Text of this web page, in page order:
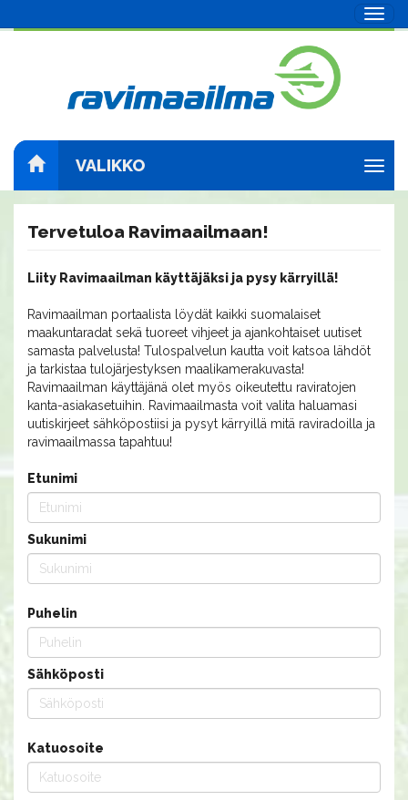
VALIKKO
Tervetuloa Ravimaailmaan!
Liity Ravimaailman käyttäjäksi ja pysy kärryillä!
Ravimaailman portaalista löydät kaikki suomalaiset
maakuntaradat sekä tuoreet vihjeet ja ajankohtaiset uutiset
samasta palvelusta! Tulospalvelun kautta voit katsoa lähdöt
ja tarkistaa tulojärjestyksen maalikamerakuvasta!
Ravimaailman käyttäjänä olet myös oikeutettu raviratojen
kanta-asiakasetuihin. Ravimaailmasta voit valita haluamasi
uutiskirjeet sähköpostiisi ja pysyt kärryillä mitä raviradoilla ja
ravimaailmassa tapahtuu!
Etunimi
Sukunimi
Puhelin
Sähköposti
Katuosoite